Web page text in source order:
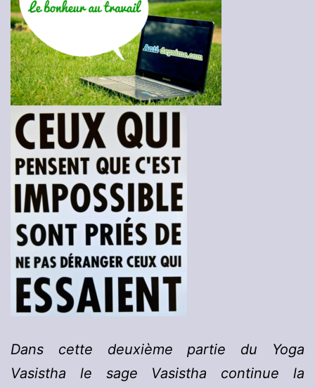
Dans cette deuxième partie du Yoga
Vasistha le sage Vasistha continue la